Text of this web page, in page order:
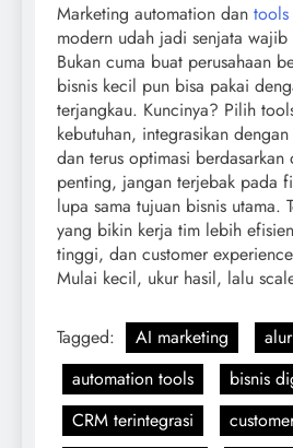
Marketing automation dan tools
modern udah jadi senjata
Bukan cuma buat perusahaan
bisnis kecil pun bisa pakai
terjangkau. Kuncinya? Pilih
kebutuhan, integrasikan
dan terus optimasi
penting, jangan terjebak pada
lupa sama tujuan bisnis utama.
yang bikin kerja tim lebih
tinggi, dan customer
Mulai kecil, ukur hasil, lalu
Tagged: AI marketing
automation tools
bisnis
CRM terintegrasi